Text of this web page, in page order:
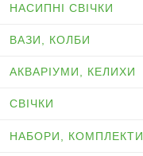
НАСИПНІ СВІЧКИ
ВАЗИ, КОЛБИ
АКВАРІУМИ, КЕЛИХИ
СВІЧКИ
НАБОРИ, КОМПЛЕКТИ